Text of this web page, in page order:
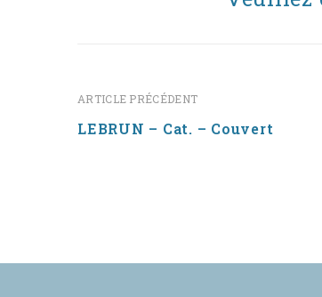
ARTICLE PRÉCÉDENT
LEBRUN – Cat. – Couvert